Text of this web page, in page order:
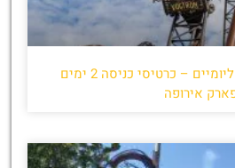
פארק אירופה כרטיס ליומיים – כרטיסי כניסה 2 ימים
אירופה